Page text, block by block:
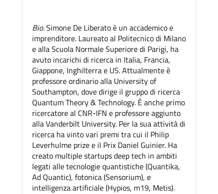
Bio.Simone De Liberato è un accademico e
imprenditore. Laureato al Politecnico di Milano
e alla Scuola Normale Superiore di Parigi, ha
avuto incarichi di ricerca in Italia, Francia,
Giappone, Inghilterra e US. Attualmente è
professore ordinario alla University of
Southampton, dove dirige il gruppo di ricerca
Quantum Theory & Technology. È anche primo
ricercatore al CNR-IFN e professore aggiunto
alla Vanderbilt University. Per la sua attività di
ricerca ha vinto vari premi tra cui il Philip
Leverhulme prize e il Prix Daniel Guinier. Ha
creato multiple startups deep tech in ambiti
legati alle tecnologie quantistiche (Quantika,
Ad Quantic), fotonica (Sensorium), e
intelligenza artificiale (Hypios, m19, Metis).